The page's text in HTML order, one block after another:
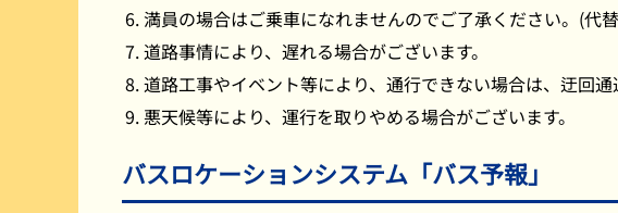
満員の場合はご乗車になれませんのでご了承ください。(代
道路事情により、遅れる場合がございます。
道路工事やイベント等により、通行できない場合は、迂回
悪天候等により、運行を取りやめる場合がございます。
バスロケーションシステム「バス予報」